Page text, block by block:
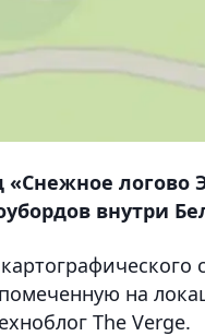
логово
внутри
на
The Verge.